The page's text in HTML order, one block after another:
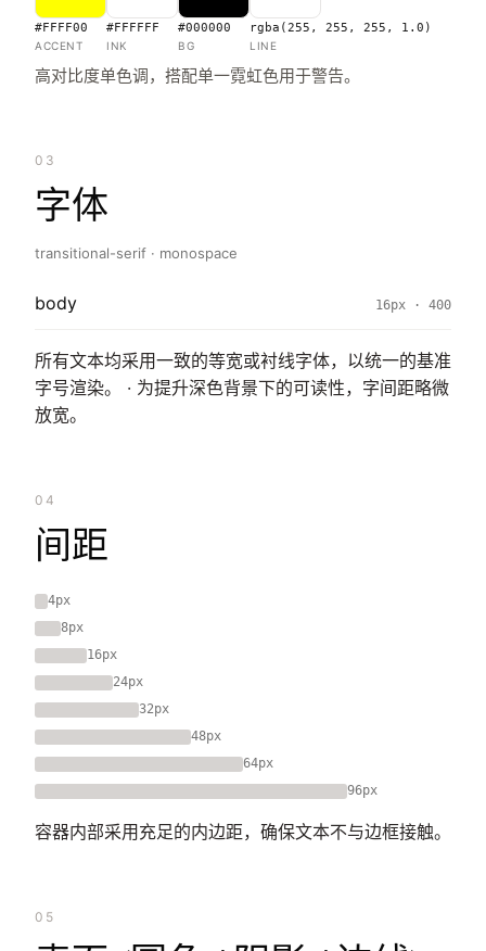
#FFFF00
ACCENT
#FFFFFF
INK
#000000
BG
rgba(255, 255, 255, 1.0)
LINE
高对比度单色调，搭配单一霓虹色用于警告。
03
字体
transitional-serif · monospace
body 16px · 400
所有文本均采用一致的等宽或衬线字体，以统一的基准
字号渲染。 · 为提升深色背景下的可读性，字间距略微
放宽。
04
间距
4px
8px
16px
24px
32px
48px
64px
96px
容器内部采用充足的内边距，确保文本不与边框接触。
05